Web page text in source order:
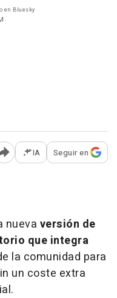
en Bluesky
Abrir opciones para
IA Seguir en
nueva versión de
que integra
la comunidad para
un coste extra